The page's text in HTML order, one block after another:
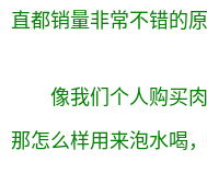
直都销量非常不错的原
像我们个人购买
那怎么样用来泡水喝，